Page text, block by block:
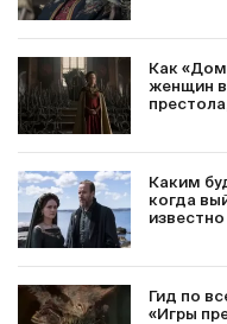
Как
женщин в
Каким
когда
известно
Гид по
«Игры